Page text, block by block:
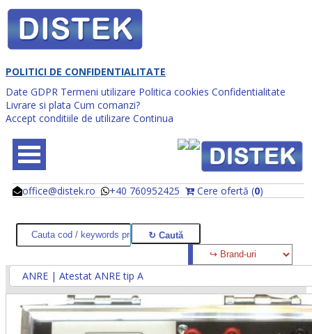
POLITICI DE CONFIDENTIALITATE
Date GDPR Termeni utilizare Politica cookies Confidentialitate
Livrare si plata Cum comanzi?
Accept conditiile de utilizare Continua
office@distek.ro +40 760952425 Cere ofertă (0)
@
@
ANRE | Atestat ANRE tip A